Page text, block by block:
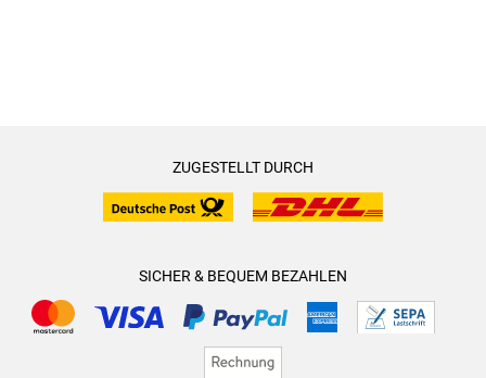
ZUGESTELLT DURCH
SICHER & BEQUEM BEZAHLEN